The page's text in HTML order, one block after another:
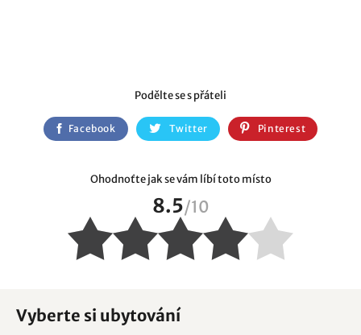
Ohodnoťte jak se vám líbí toto místo
8.5/10
Podělte se s přáteli
Facebook Twitter Pinterest
Vyberte si ubytování